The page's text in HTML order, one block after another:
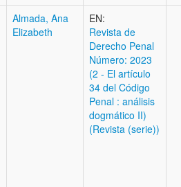
Almada, Ana
Elizabeth
EN:
Revista de
Derecho Penal
Número: 2023
(2 - El artículo
34 del Código
Penal : análisis
dogmático II)
(Revista (serie))